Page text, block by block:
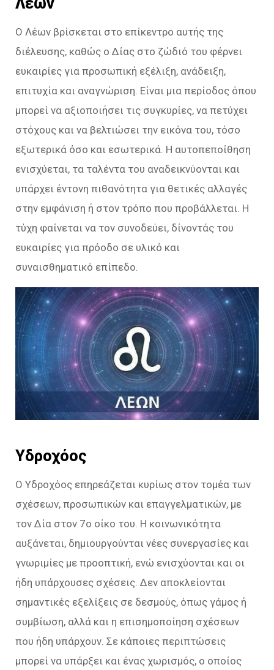
Ο Λέων βρίσκεται στο επίκεντρο αυτής της
διέλευσης, καθώς ο Δίας στο ζώδιό του φέρνει
ευκαιρίες για προσωπική εξέλιξη, ανάδειξη,
επιτυχία και αναγνώριση. Είναι μια περίοδος όπου
μπορεί να αξιοποιήσει τις συγκυρίες, να πετύχει
στόχους και να βελτιώσει την εικόνα του, τόσο
εξωτερικά όσο και εσωτερικά. Η αυτοπεποίθηση
ενισχύεται, τα ταλέντα του αναδεικνύονται και
υπάρχει έντονη πιθανότητα για θετικές αλλαγές
στην εμφάνιση ή στον τρόπο που προβάλλεται. Η
τύχη φαίνεται να τον συνοδεύει, δίνοντάς του
ευκαιρίες για πρόοδο σε υλικό και
συναισθηματικό επίπεδο.
Υδροχόος
Ο Υδροχόος επηρεάζεται κυρίως στον τομέα των
σχέσεων, προσωπικών και επαγγελματικών, με
τον Δία στον 7ο οίκο του. Η κοινωνικότητα
αυξάνεται, δημιουργούνται νέες συνεργασίες και
γνωριμίες με προοπτική, ενώ ενισχύονται και οι
ήδη υπάρχουσες σχέσεις. Δεν αποκλείονται
σημαντικές εξελίξεις σε δεσμούς, όπως γάμος ή
συμβίωση, αλλά και η επισημοποίηση σχέσεων
που ήδη υπάρχουν. Σε κάποιες περιπτώσεις
μπορεί να υπάρξει και ένας χωρισμός, ο οποίος